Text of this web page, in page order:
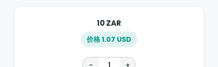
10 ZAR
价格 1.07 USD